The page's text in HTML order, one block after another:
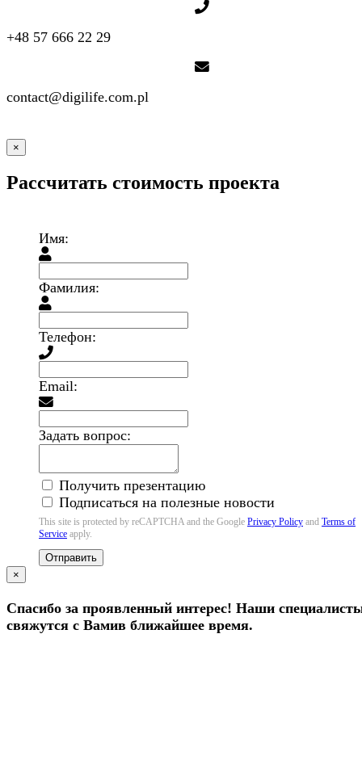
+48 57 666 22 29
contact@digilife.com.pl
×
Рассчитать стоимость проекта
Имя:
Фамилия:
Телефон:
Email:
Задать вопрос:
Получить презентацию
Подписаться на полезные новости
This site is protected by reCAPTCHA and the Google Privacy Policy and Terms of
Service apply.
Отправить
×
Спасибо за проявленный интерес! Наши
свяжутся с Вамив ближайшее время.